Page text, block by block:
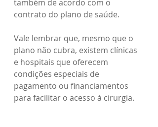
também de acordo com o
contrato do plano de saúde.
Vale lembrar que, mesmo que o
plano não cubra, existem clínicas
e hospitais que oferecem
condições especiais de
pagamento ou financiamentos
para facilitar o acesso à cirurgia.